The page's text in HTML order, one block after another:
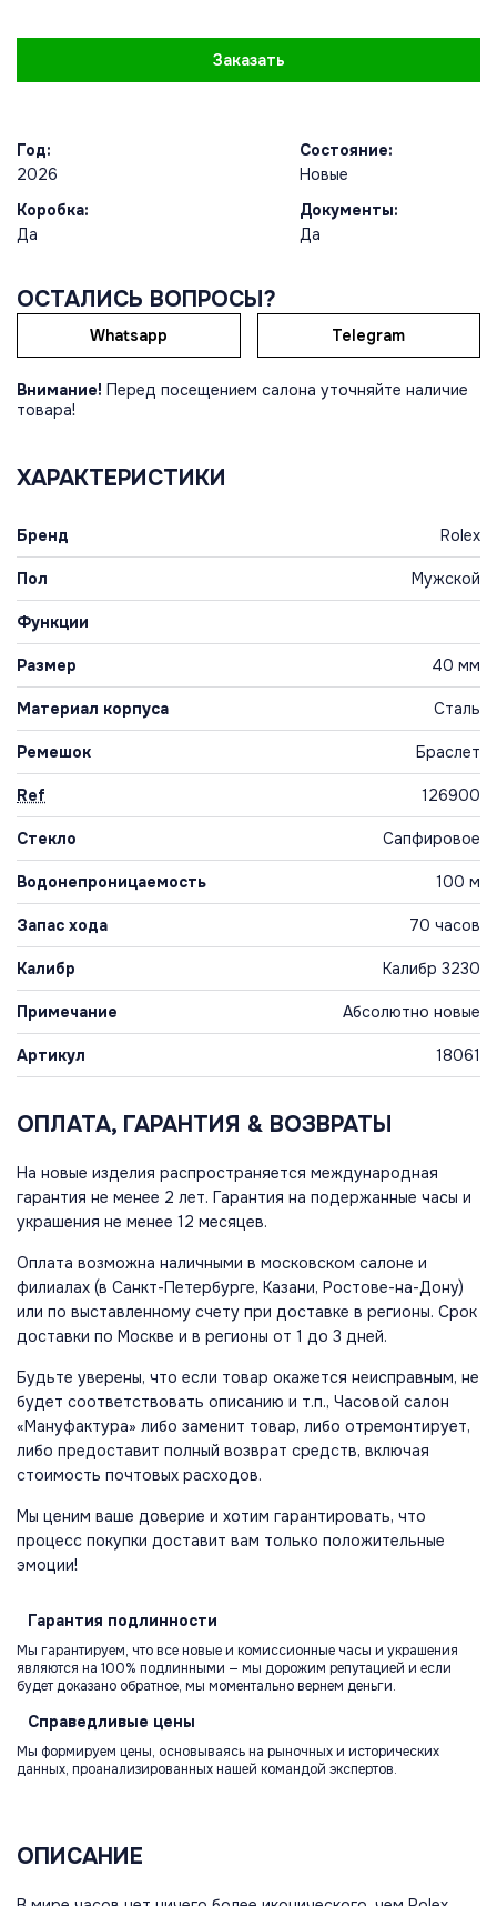
Заказать
Год:
2026
Состояние:
Новые
Коробка:
Да
Документы:
Да
ОСТАЛИСЬ ВОПРОСЫ?
Whatsapp Telegram
Внимание! Перед посещением салона уточняйте наличие
товара!
ХАРАКТЕРИСТИКИ
Бренд Rolex
Пол Мужской
Функции
Размер 40 мм
Материал корпуса Сталь
Ремешок Браслет
Ref 126900
Стекло Сапфировое
Водонепроницаемость 100 м
Запас хода 70 часов
Калибр Калибр 3230
Примечание Абсолютно новые
Артикул 18061
ОПЛАТА, ГАРАНТИЯ & ВОЗВРАТЫ
На новые изделия распространяется международная
гарантия не менее 2 лет. Гарантия на подержанные часы и
украшения не менее 12 месяцев.
Оплата возможна наличными в московском салоне и
филиалах (в Санкт-Петербурге, Казани, Ростове-на-Дону)
или по выставленному счету при доставке в регионы. Срок
доставки по Москве и в регионы от 1 до 3 дней.
Будьте уверены, что если товар окажется неисправным, не
будет соответствовать описанию и т.п., Часовой салон
«Мануфактура» либо заменит товар, либо отремонтирует,
либо предоставит полный возврат средств, включая
стоимость почтовых расходов.
Мы ценим ваше доверие и хотим гарантировать, что
процесс покупки доставит вам только положительные
эмоции!
Гарантия подлинности
Мы гарантируем, что все новые и комиссионные часы и украшения
являются на 100% подлинными — мы дорожим репутацией и если
будет доказано обратное, мы моментально вернем деньги.
Справедливые цены
Мы формируем цены, основываясь на рыночных и исторических
данных, проанализированных нашей командой экспертов.
ОПИСАНИЕ